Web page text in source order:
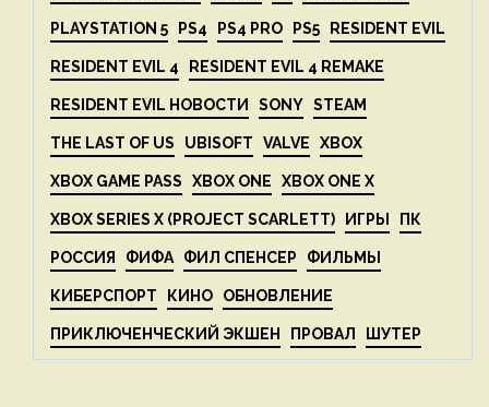
PLAYSTATION 5 PS4 PS4 PRO PS5 RESIDENT EVIL
RESIDENT EVIL 4 RESIDENT EVIL 4 REMAKE
RESIDENT EVIL НОВОСТИ SONY STEAM
THE LAST OF US UBISOFT VALVE XBOX
XBOX GAME PASS XBOX ONE XBOX ONE X
XBOX SERIES X (PROJECT SCARLETT) ИГРЫ ПК
РОССИЯ ФИФА ФИЛ СПЕНСЕР ФИЛЬМЫ
КИБЕРСПОРТ КИНО ОБНОВЛЕНИЕ
ПРИКЛЮЧЕНЧЕСКИЙ ЭКШЕН ПРОВАЛ ШУТЕР